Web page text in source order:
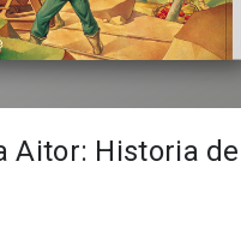
Aitor: Historia de